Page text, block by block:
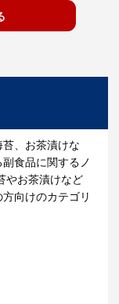
、お茶漬けな
食品に関するノ
やお茶漬けなど
向けのカテゴリ